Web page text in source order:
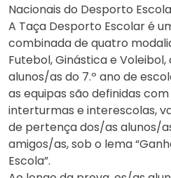
Nacionais do Desporto
A Taça Desporto Escolar é
combinada de quatro
Futebol, Ginástica e
alunos/as do 7.º ano de
as equipas são definidas
interturmas e interescolas,
de pertença dos/as alunos/
amigos/as, sob o lema
Escola”.